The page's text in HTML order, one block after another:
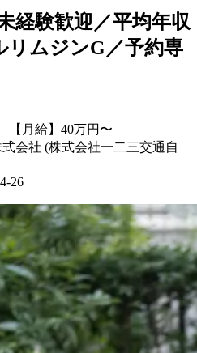
経験歓迎／平均年収
リムジンG／予約専
【月給】40万円〜
会社 (株式会社一二三交通自
26